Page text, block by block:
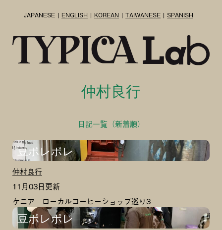
JAPANESE ENGLISH KOREAN TAIWANESE SPANISH
仲村良行
日記一覧（新着順）
豆ポレポレ
仲村良行
11月03日更新
ケニア ローカルコーヒーショップ巡り3
豆ポレポレ